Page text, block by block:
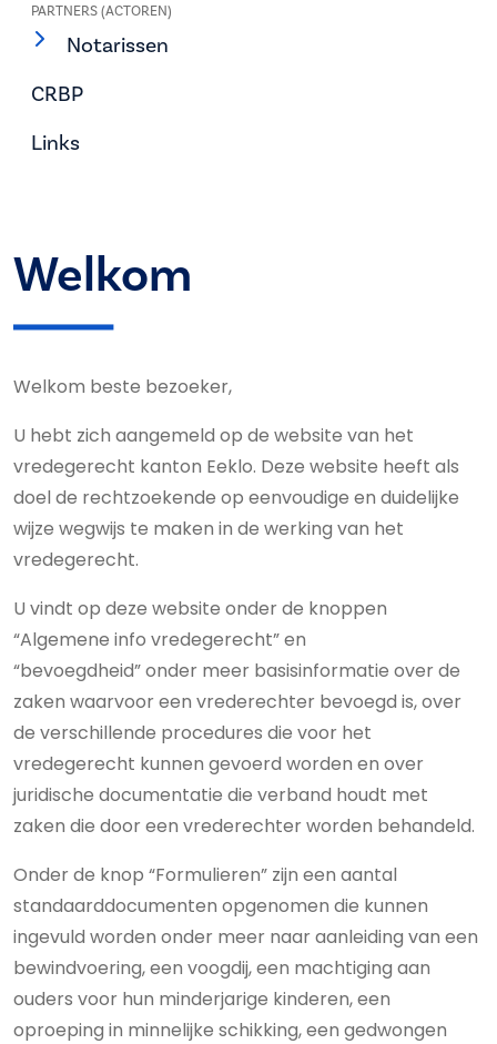
PARTNERS (ACTOREN)
Notarissen
CRBP
Links
Welkom
Welkom beste bezoeker,
U hebt zich aangemeld op de website van het
vredegerecht kanton Eeklo. Deze website heeft als
doel de rechtzoekende op eenvoudige en duidelijke
wijze wegwijs te maken in de werking van het
vredegerecht.
U vindt op deze website onder de knoppen
“Algemene info vredegerecht” en
“bevoegdheid” onder meer basisinformatie over de
zaken waarvoor een vrederechter bevoegd is, over
de verschillende procedures die voor het
vredegerecht kunnen gevoerd worden en over
juridische documentatie die verband houdt met
zaken die door een vrederechter worden behandeld.
Onder de knop “Formulieren” zijn een aantal
standaarddocumenten opgenomen die kunnen
ingevuld worden onder meer naar aanleiding van een
bewindvoering, een voogdij, een machtiging aan
ouders voor hun minderjarige kinderen, een
oproeping in minnelijke schikking, een gedwongen